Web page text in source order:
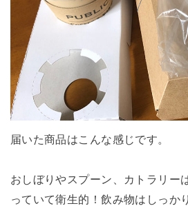
届いた商品はこんな感じです。
おしぼりやスプーン、カトラリー
っていて衛生的！飲み物はしっか